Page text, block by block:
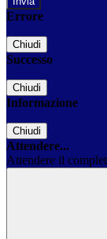
Errore
Chiudi
Successo
Chiudi
Informazione
Chiudi
Attendere...
Attendere il